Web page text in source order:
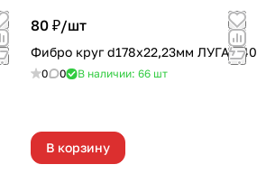
80 ₽/шт
Фибро круг d178х22,23мм ЛУГА Р40
0 0 В наличии: 66 шт
В корзину